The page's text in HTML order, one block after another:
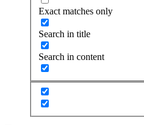
Exact matches only
Search in title
Search in content